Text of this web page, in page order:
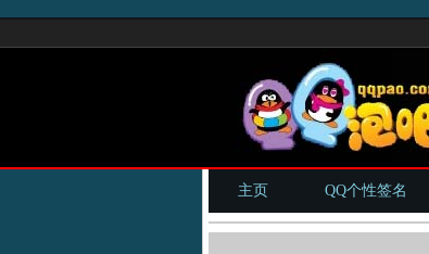
主页 QQ个性签名